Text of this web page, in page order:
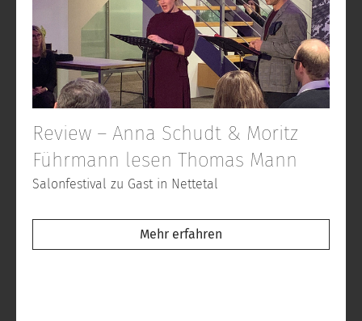
Review – Anna Schudt & Moritz
Führmann lesen Thomas Mann
Salonfestival zu Gast in Nettetal
Mehr erfahren